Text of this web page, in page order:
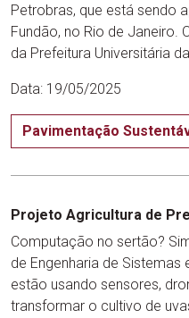
Petrobras, que está sendo
Fundão, no Rio de
da Prefeitura Universitária da
Data: 19/05/2025
Pavimentação
Projeto Agricultura de
Computação no sertão?
de Engenharia de
estão usando sensores,
transformar o cultivo de